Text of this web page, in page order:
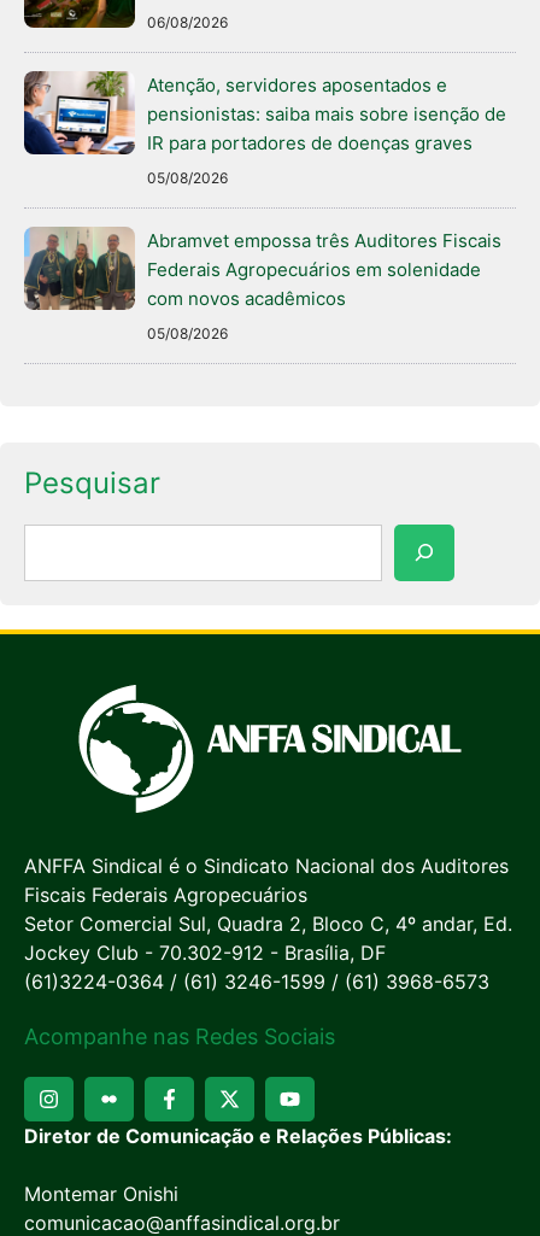
06/08/2026
Atenção, servidores aposentados e
pensionistas: saiba mais sobre isenção de
IR para portadores de doenças graves
05/08/2026
Abramvet empossa três Auditores Fiscais
Federais Agropecuários em solenidade
com novos acadêmicos
05/08/2026
Pesquisar
ANFFA Sindical é o Sindicato Nacional dos Auditores
Fiscais Federais Agropecuários
Setor Comercial Sul, Quadra 2, Bloco C, 4º andar, Ed.
Jockey Club - 70.302-912 - Brasília, DF
(61)3224-0364 / (61) 3246-1599 / (61) 3968-6573
Acompanhe nas Redes Sociais
Diretor de Comunicação e Relações Públicas:
Montemar Onishi
comunicacao@anffasindical.org.br